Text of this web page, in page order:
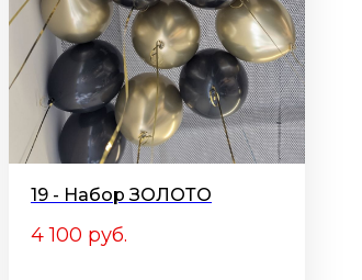
19 - Набор ЗОЛОТО
4 100 руб.